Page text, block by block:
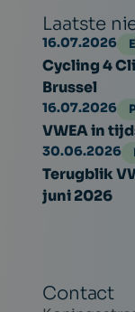
Laatste
16.07.2026
Cycling 4
Brussel
16.07.2026
VWEA in
30.06.2026
Terugblik
juni 2026
Contact